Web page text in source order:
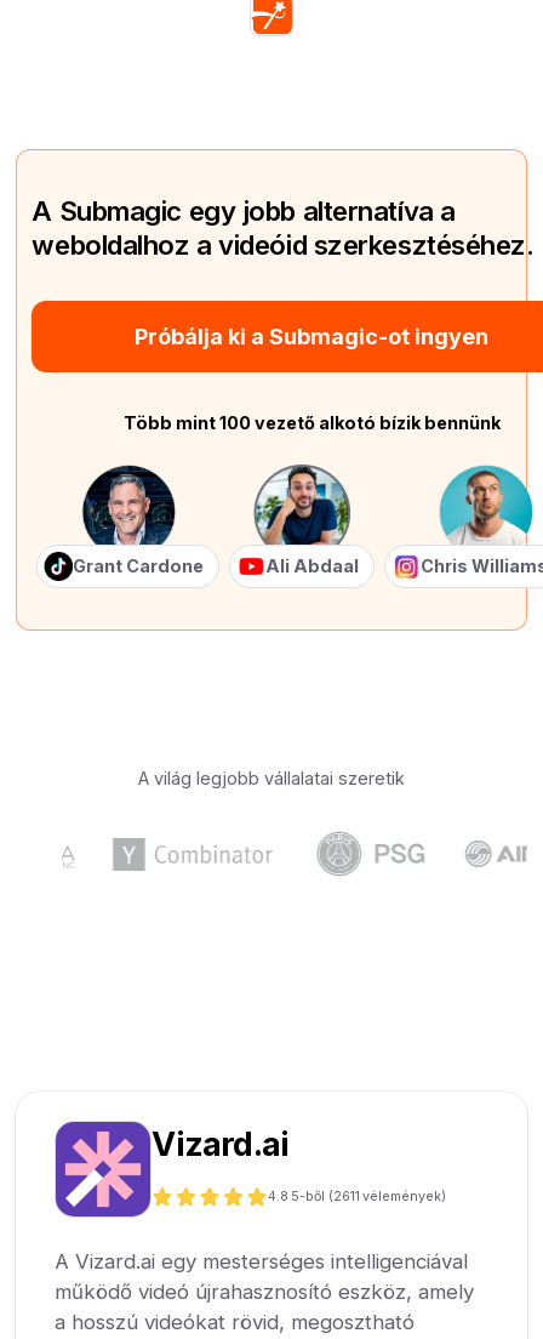
A Submagic egy jobb alternatíva a
weboldalhoz a videóid szerkesztéséhez.
Próbálja ki a Submagic-ot ingyen
Több mint 100 vezető alkotó bízik bennünk
Grant Cardone Ali Abdaal Chris
A világ legjobb vállalatai szeretik
Vizard.ai
4.8 5-ből (2611 vélemények)
A Vizard.ai egy mesterséges intelligenciával
működő videó újrahasznosító eszköz, amely
a hosszú videókat rövid, megosztható